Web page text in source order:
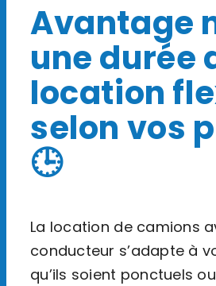
Avantage
une durée
location
selon vos
🕒
La location de camions
conducteur s’adapte à
qu’ils soient ponctuels